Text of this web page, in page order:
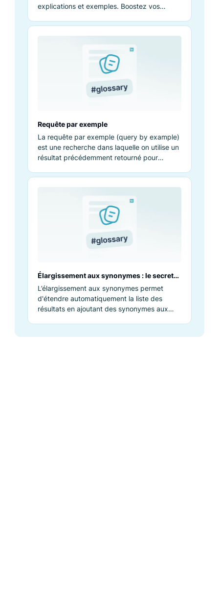
explications et exemples. Boostez vos
Requête par exemple
La requête par exemple (query by example)
est une recherche dans laquelle on utilise un
résultat précédemment retourné pour
Élargissement aux synonymes : le secret
pour améliorer la communication et le
référencement
L’élargissement aux synonymes permet
d'étendre automatiquement la liste des
résultats en ajoutant des synonymes aux